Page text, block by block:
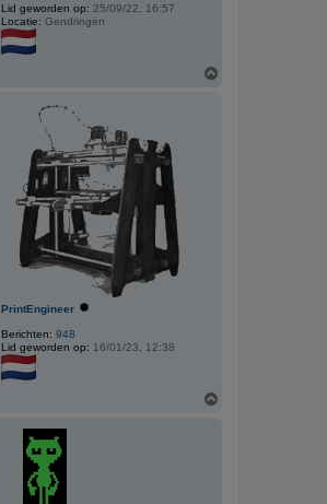
Lid geworden op: 25/09/22, 16:57
Locatie: Gendringen
PrintEngineer
Berichten: 948
Lid geworden op: 16/01/23, 12:38